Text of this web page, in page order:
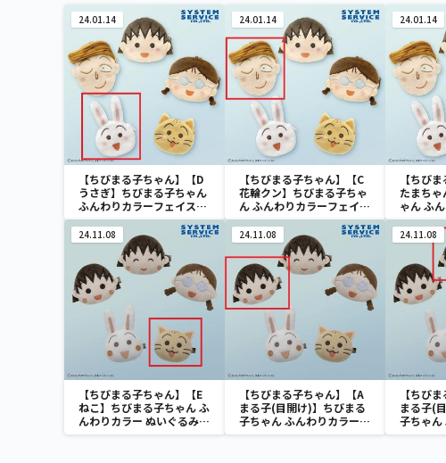
24.01.14
【ちびまる子ちゃん】【D
うさぎ】ちびまる子ちゃん
ふんわりカラーフェイスポ
ーチ
24.01.14
【ちびまる子ちゃん】【C
花輪クン】ちびまる子ちゃ
ん ふんわりカラーフェイス
ポーチ
24.01.14
【ちび
たまちゃ
ゃん ふ
スポーチ
24.11.08
【ちびまる子ちゃん】【E
ねこ】ちびまる子ちゃん ふ
んわりカラー ぬいぐるみク
リップ
24.11.08
【ちびまる子ちゃん】【A
まる子(目開け)】ちびまる
子ちゃん ふんわりカラー
ぬいぐるみクリップ
24.11.08
【ちび
まる子(
子ちゃん
ぬいぐる